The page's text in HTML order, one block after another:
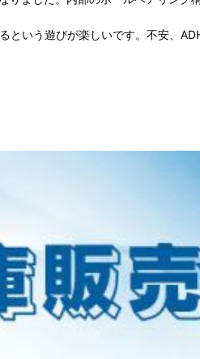
という遊びが楽しいです。不安、